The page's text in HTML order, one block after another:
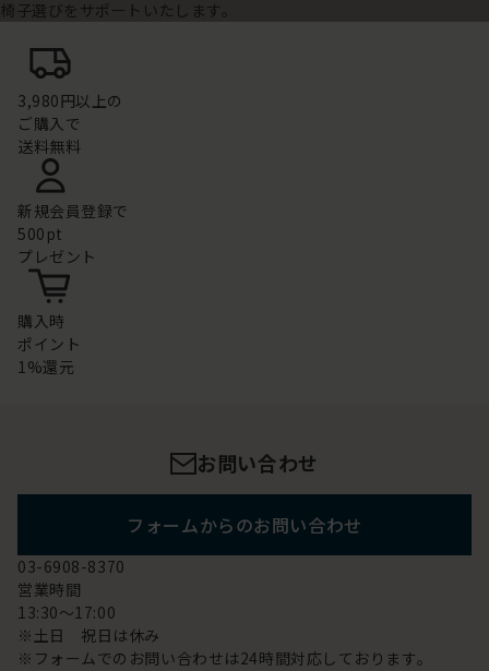
椅子選びをサポートいたします。
3,980円以上の
ご購入で
送料無料
新規会員登録で
500pt
プレゼント
購入時
ポイント
1%還元
お問い合わせ
フォームからのお問い合わせ
03-6908-8370
営業時間
13:30～17:00
※土日 祝日は休み
※フォームでのお問い合わせは24時間対応しております。